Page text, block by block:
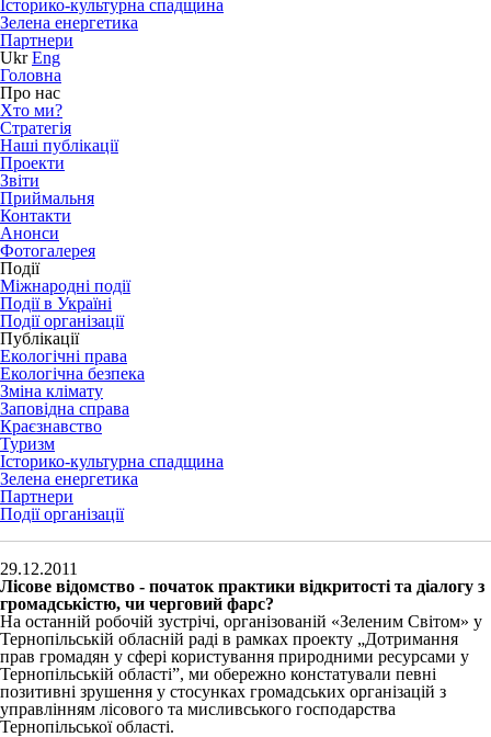
Історико-культурна спадщина
Зелена енергетика
Партнери
Ukr Eng
Головна
Про нас
Хто ми?
Стратегія
Наші публікації
Проекти
Звіти
Приймальня
Контакти
Анонси
Фотогалерея
Події
Міжнародні події
Події в Україні
Події організації
Публікації
Екологічні права
Екологічна безпека
Зміна клімату
Заповідна справа
Краєзнавство
Туризм
Історико-культурна спадщина
Зелена енергетика
Партнери
Події організації
29.12.2011
Лісове відомство - початок практики відкритості та діалогу з
громадськістю, чи черговий фарс?
На останній робочій зустрічі, організованій «Зеленим Світом» у
Тернопільській обласній раді в рамках проекту „Дотримання
прав громадян у сфері користування природними ресурсами у
Тернопільській області”, ми обережно констатували певні
позитивні зрушення у стосунках громадських організацій з
управлінням лісового та мисливського господарства
Тернопільської області.